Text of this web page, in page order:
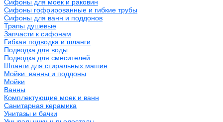
Сифоны для моек и раковин
Сифоны гофрированные и гибкие трубы
Сифоны для ванн и поддонов
Трапы душевые
Запчасти к сифонам
Гибкая подводка и шланги
Подводка для воды
Подводка для смесителей
Шланги для стиральных машин
Мойки, ванны и поддоны
Мойки
Ванны
Комплектующие моек и ванн
Санитарная керамика
Унитазы и бачки